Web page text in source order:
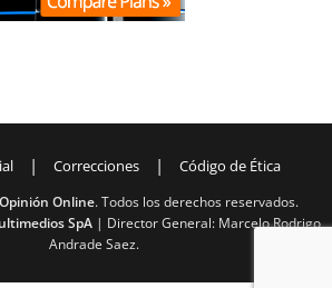
| Correcciones | Código de Ética
Online. Todos los derechos reservados.
SpA| Director General: Marcelo Rodrigo
Andrade Saez.